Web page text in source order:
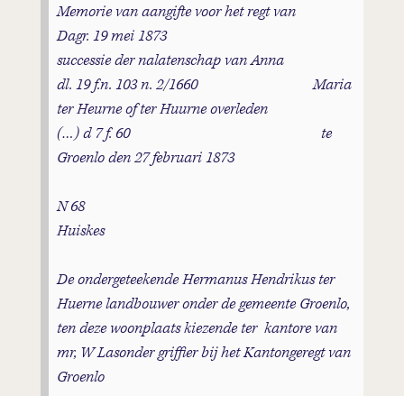
Memorie van aangifte voor het regt van
Dagr. 19 mei 1873
successie der nalatenschap van Anna
dl. 19 f.n. 103 n. 2/1660 Maria
ter Heurne of ter Huurne overleden
(…) d 7 f. 60 te
Groenlo den 27 februari 1873
N 68
Huiskes
De ondergeteekende Hermanus Hendrikus ter
Huerne landbouwer onder de gemeente Groenlo,
ten deze woonplaats kiezende ter kantore van
mr, W Lasonder griffier bij het Kantongeregt van
Groenlo